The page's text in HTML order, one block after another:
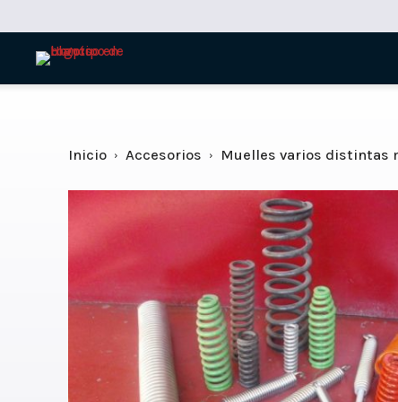
Inicio Accesorios Muelles varios distintas